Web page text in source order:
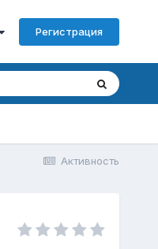
Регистрация
Активность